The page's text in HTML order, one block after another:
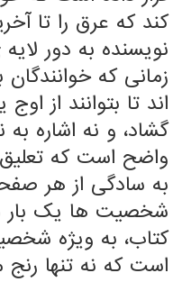
کند که عرق را تا
نویسنده به دور
زمانی که
اند تا بتوانند از
گشاد، و نه اشاره
واضح است که
به سادگی از هر
شخصیت ها یک بار
کتاب، به ویژه
است که نه تنها